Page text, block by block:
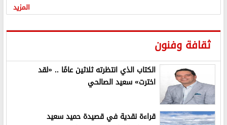
المزيد
ثقافة وفنون
الكتاب الذي انتظرته ثلاثين عامًا .. «لقد
اخترت» سعيد الصالحي
قراءة نقدية في قصيدة حميد سعيد